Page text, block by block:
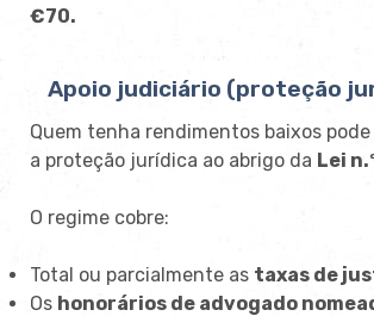
€70.
Apoio judiciário (proteção
Quem tenha rendimentos baixos
a proteção jurídica ao abrigo da Lei
O regime cobre:
Total ou parcialmente as taxas de
Os honorários de advogado